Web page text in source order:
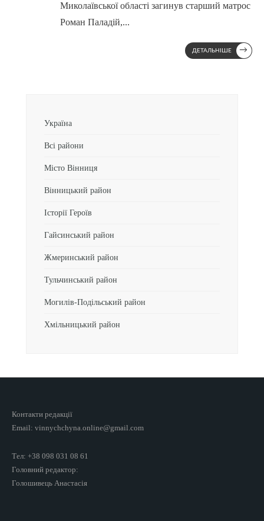
Миколаївської області загинув старший матрос
Роман Паладій,...
ДЕТАЛЬНІШЕ →
Україна
Всі райони
Місто Вінниця
Вінницький район
Історії Героїв
Гайсинський район
Жмеринський район
Тульчинський район
Могилів-Подільський район
Хмільницький район
Контакти редакції
Email: vinnychchyna.online@gmail.com
Тел: +38 098 031 08 61
Головний редактор:
Голошивець Анастасія